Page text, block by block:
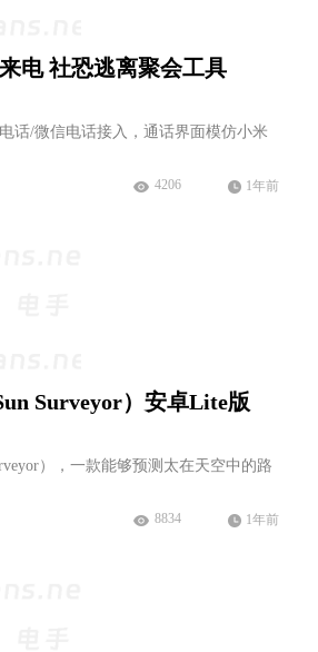
电 社恐逃离聚会工具
话/微信电话接入，通话界面模仿小米
4206 1年前
Surveyor）安卓Lite版
），一款能够预测太在天空中的路
8834 1年前